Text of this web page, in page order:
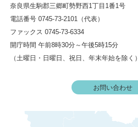
奈良県生駒郡三郷町勢野西1丁目1番1号
電話番号 0745-73-2101（代表）
ファックス 0745-73-6334
開庁時間 午前8時30分～午後5時15分
（土曜日・日曜日、祝日、年末年始を除く）
お問い合わせ